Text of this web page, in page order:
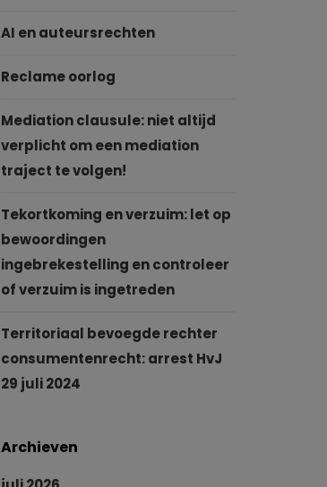
AI en auteursrechten
Reclame oorlog
Mediation clausule: niet altijd
verplicht om een mediation
traject te volgen!
Tekortkoming en verzuim: let op
bewoordingen
ingebrekestelling en controleer
of verzuim is ingetreden
Territoriaal bevoegde rechter
consumentenrecht: arrest HvJ
29 juli 2024
Archieven